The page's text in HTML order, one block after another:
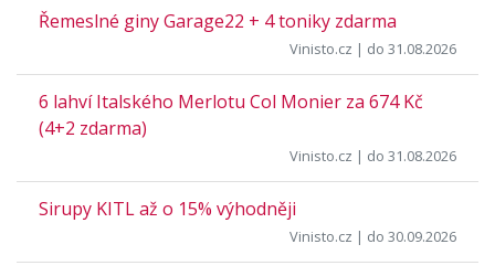
Řemeslné giny Garage22 + 4 toniky zdarma
Vinisto.cz | do 31.08.2026
6 lahví Italského Merlotu Col Monier za 674 Kč
(4+2 zdarma)
Vinisto.cz | do 31.08.2026
Sirupy KITL až o 15% výhodněji
Vinisto.cz | do 30.09.2026